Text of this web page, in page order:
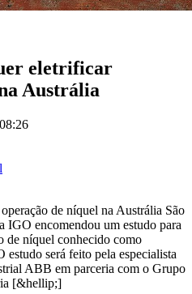
eletrificar
Austrália
de níquel na Austrália São
encomendou um estudo para
de níquel conhecido como
estudo será feito pela especialista
ABB em parceria com o Grupo
[&hellip;]